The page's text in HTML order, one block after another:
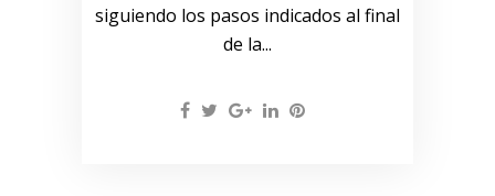
siguiendo los pasos indicados al final
de la...